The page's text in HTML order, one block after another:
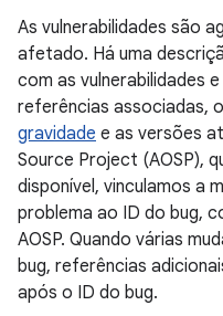
As vulnerabilidades são
afetado. Há uma
com as vulnerabilidades
referências associadas, o
gravidade e as versões
Source Project (AOSP),
disponível, vinculamos a
problema ao ID do bug,
AOSP. Quando várias
bug, referências
após o ID do bug.